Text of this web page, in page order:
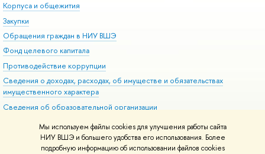
Мы используем файлы cookies для улучшения работы сайта
НИУ ВШЭ и большего удобства его использования. Более
подробную информацию об использовании файлов cookies
Корпуса и общежития
Закупки
Обращения граждан в НИУ ВШЭ
Фонд целевого капитала
Противодействие коррупции
Сведения о доходах, расходах, об имуществе и обязательствах
имущественного характера
Сведения об образовательной организации
Людям с ограниченными возможностями здоровья
Единая платежная страница
Работа в Вышке